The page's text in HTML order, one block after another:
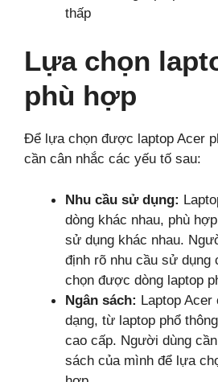
thấp
Lựa chọn
phù hợp
Để lựa chọn được laptop Acer
cần cân nhắc các yếu tố sau:
Nhu cầu sử dụng:
dòng khác nhau, phù
sử dụng khác nhau.
định rõ nhu cầu sử dụng
chọn được dòng laptop
Ngân sách: Laptop Acer
dạng, từ laptop phổ
cao cấp. Người dùng
sách của mình để lựa